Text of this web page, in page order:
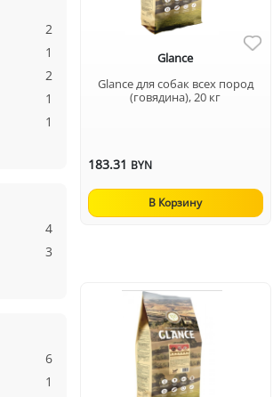
2
1
2
1
1
4
3
6
1
Glance
Glance для собак всех пород
(говядина), 20 кг
183.31 BYN
В Корзину